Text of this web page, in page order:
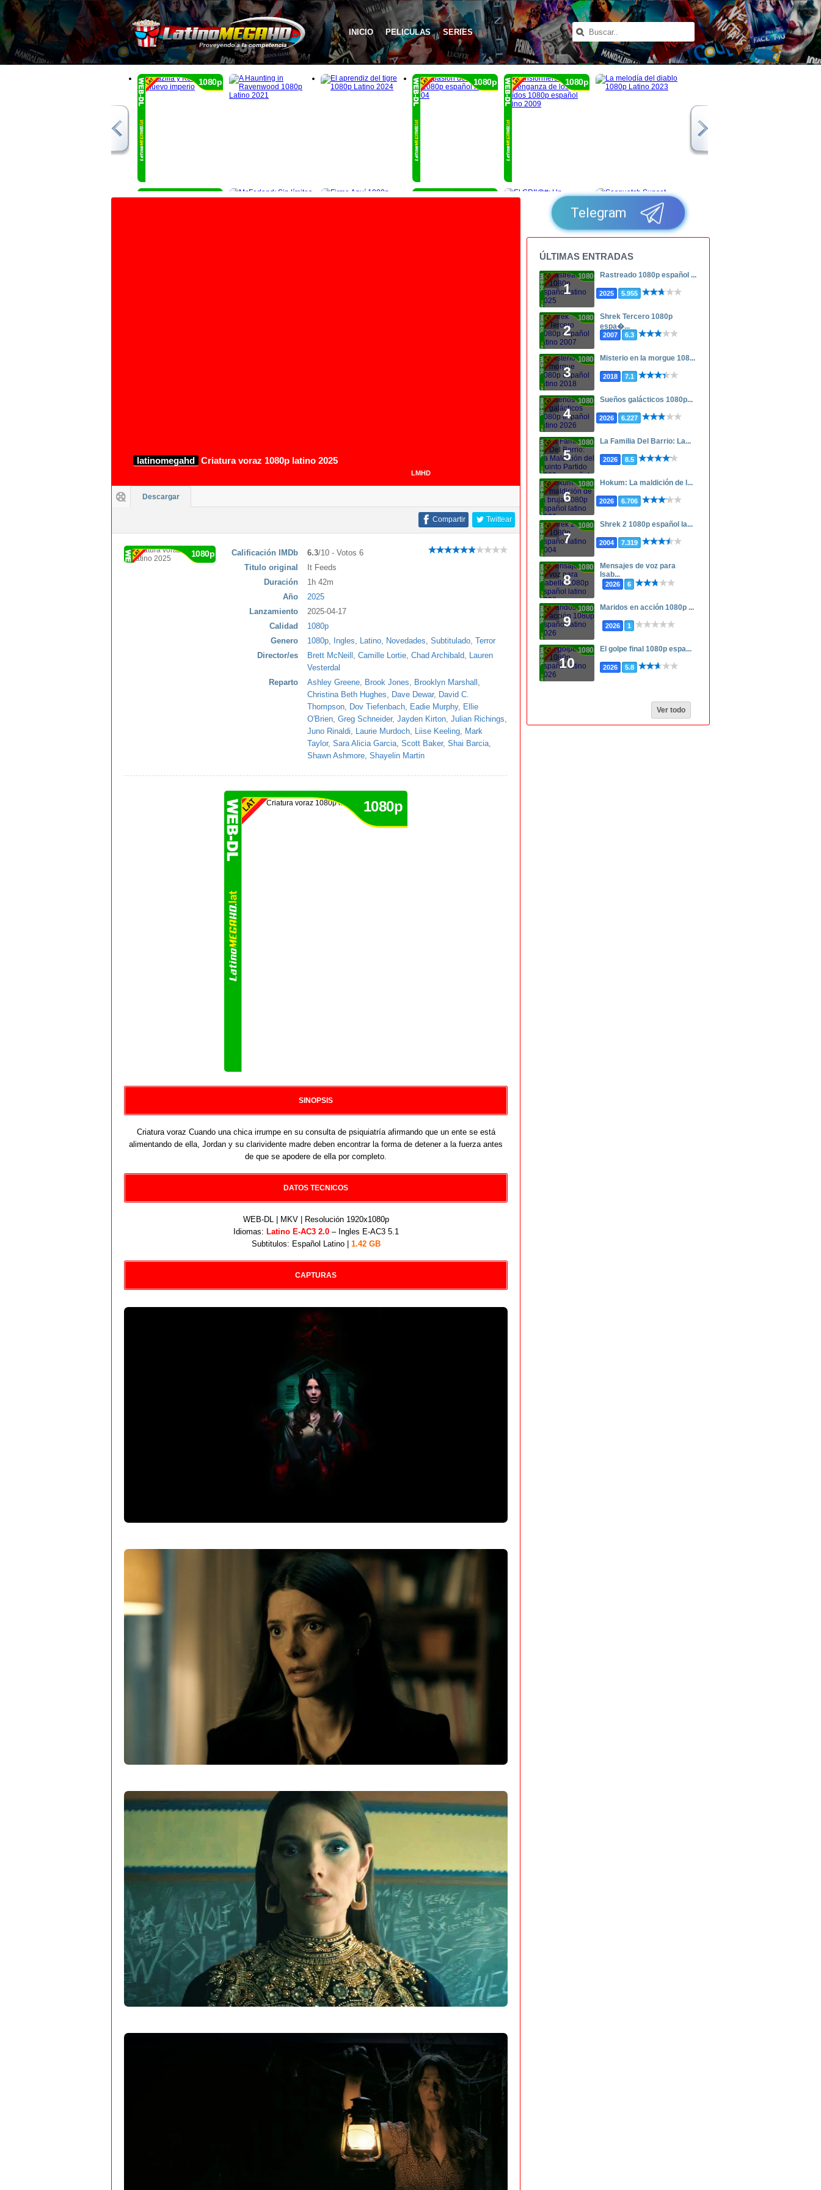
INICIO PELICULAS SERIES
1080p 1080p 1080p
1080p 1080p
latinomegahd Criatura voraz 1080p latino 2025
LMHD
Descargar
Twittear
Compartir
1080p Calificación IMDb 6.3/10 - Votos 6
Titulo original
It Feeds
Duración
1h 42m
Año
2025
Lanzamiento
2025-04-17
Calidad
1080p
Genero
1080p, Ingles, Latino, Novedades, Subtitulado, Terror
Director/es
Brett McNeill , Camille Lortie, Chad Archibald, Lauren
Vesterdal
Reparto
Ashley Greene, Brook Jones, Brooklyn Marshall ,
Christina Beth Hughes, Dave Dewar, David C.
Thompson, Dov Tiefenbach, Eadie Murphy, Ellie
O'Brien, Greg Schneider, Jayden Kirton, Julian Richings,
Juno Rinaldi, Laurie Murdoch, Liise Keeling, Mark
Taylor, Sara Alicia Garcia, Scott Baker, Shai Barcia,
Shawn Ashmore, Shayelin Martin
1080p
SINOPSIS
Criatura voraz Cuando una chica irrumpe en su consulta de psiquiatría afirmando que un ente se está
alimentando de ella, Jordan y su clarividente madre deben encontrar la forma de detener a la fuerza antes
de que se apodere de ella por completo.
DATOS TECNICOS
WEB-DL | MKV | Resolución 1920x1080p
Idiomas: Latino E-AC3 2.0– Ingles E-AC3 5.1
Subtitulos: Español Latino | 1.42 GB
CAPTURAS
Telegram
ÚLTIMAS ENTRADAS
1
1080p Rastreado 1080p español ...
2025 5.955
2
1080p
Shrek Tercero 1080p
espa�...
2007 6.3
3
1080p Misterio en la morgue 108...
2018 7.1
4
1080p Sueños galácticos 1080p...
2026 6.227
5
1080p La Familia Del Barrio: La...
2026 8.5
6
1080p Hokum: La maldición de l...
2026 6.706
7
1080p Shrek 2 1080p español la...
2004 7.319
8
1080p
Mensajes de voz para
Isab...
2026 6
9
1080p Maridos en acción 1080p ...
2026 1
10
1080p El golpe final 1080p espa...
2026 5.8
Ver todo